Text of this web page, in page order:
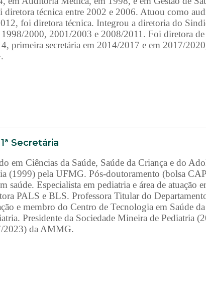
técnica entre 2002 e 2006. Atuou como
foi diretora técnica. Integrou a diretoria do
2000, 2001/2003 e 2008/2011. Foi diretora
primeira secretária em 2014/2017 e em 2017/
Secretária
em Ciências da Saúde, Saúde da Criança e do
(1999) pela UFMG. Pós-doutoramento (bolsa
saúde. Especialista em pediatria e área de atuação
PALS e BLS. Professora Titular do
e membro do Centro de Tecnologia em Saúde
Presidente da Sociedade Mineira de Pediatria
2023) da AMMG.